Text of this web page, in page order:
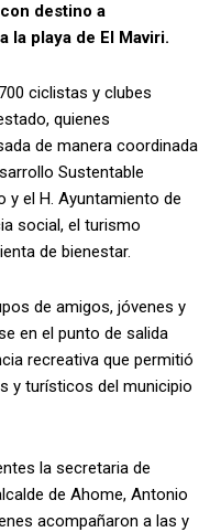
destino a
la playa de El Maviri.
ciclistas y clubes
quienes
de manera coordinada
Sustentable
y el H. Ayuntamiento de
social, el turismo
de bienestar.
de amigos, jóvenes y
en el punto de salida
recreativa que permitió
y turísticos del municipio
la secretaria de
de Ahome, Antonio
acompañaron a las y